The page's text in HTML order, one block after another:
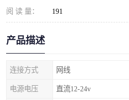
阅 读 量： 191
产品描述
连接方式 网线
电源电压 直流12-24v